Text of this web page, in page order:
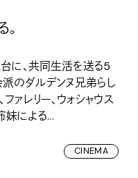
に、共同生活を送る5
のダルデンヌ兄弟らし
ァレリー、ウォシャウス
妹による...
CINEMA